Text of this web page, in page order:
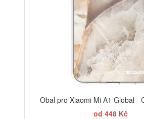
Obal pro Xiaomi Mi A1 Global -
od 448 Kč